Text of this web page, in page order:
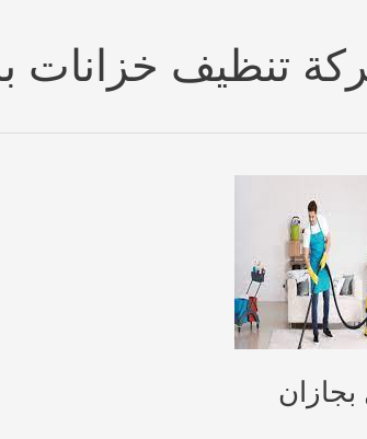
تنظيف خزانات